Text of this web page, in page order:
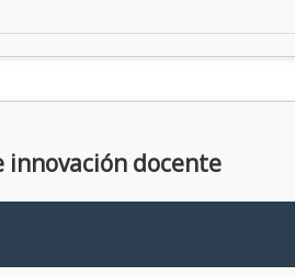
innovación docente